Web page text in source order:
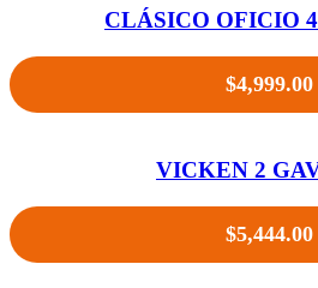
CLÁSICO OFICIO
$4,999.00
VICKEN 2
$5,444.00